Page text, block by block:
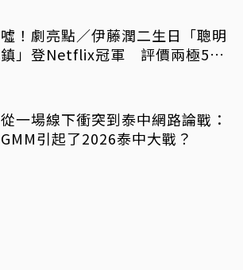
噓！劇亮點／伊藤潤二生日「聰明
鎮」登Netflix冠軍 評價兩極5大
從一場線下衝突到泰中網路論戰：
GMM引起了2026泰中大戰？